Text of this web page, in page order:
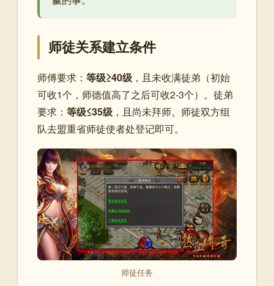
师徒关系建立条件
师傅要求： 等级≥40级 ，且未收满徒弟（初始
可收1个，师德值高了之后可收2-3个）。徒弟
要求： 等级≤35级 ，且尚未拜师。师徒双方组
队去盟重省师徒使者处登记即可。
师徒任务